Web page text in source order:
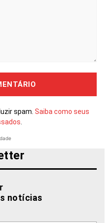
spam. Saiba como seus
.
notícias